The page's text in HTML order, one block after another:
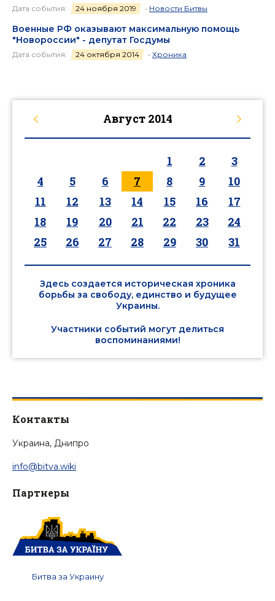
Дата события: 24 ноября 2019 • Новости Битвы
Военные РФ оказывают максимальную помощь
"Новороссии" - депутат Госдумы
Дата события: 24 октября 2014 • Хроника
Август 2014
1 2
3
4
5 6 7 8 9
10
11
12 13 14 15 16
17
18
19 20 21 22 23
24
25
26 27 28 29 30 31
Здесь создается историческая хроника
борьбы за свободу, единство и будущее
Украины.
Участники событий могут делиться
воспоминаниями!
Контакты
Украина, Днипро
info@bitva.wiki
Партнеры
Битва за Украину